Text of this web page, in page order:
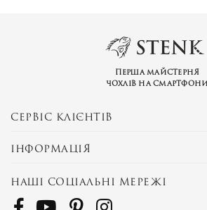
Перша майстерня
чохлів на смартфони
СЕРВІС КЛІЄНТІВ
ІНФОРМАЦІЯ
НАШІ СОЦІАЛЬНІ МЕРЕЖІ